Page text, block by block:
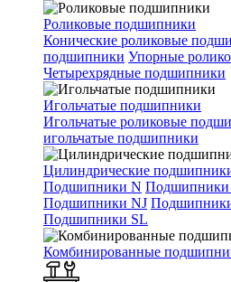
Роликовые подшипники
Конические роликовые
подшипники Упорные
Четырехрядные подшипники
Игольчатые подшипники
Игольчатые роликовые
игольчатые подшипники
Цилиндрические
Подшипники N Подшипники
Подшипники NJ
Подшипники SL
Комбинированные